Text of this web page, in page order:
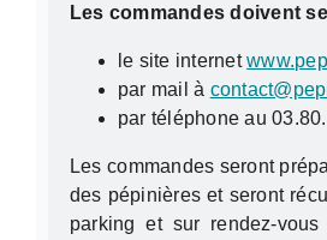
Les commandes doivent
le site internet
par mail à
par téléphone au
Les commandes seront
des pépinières et seront
parking et sur rendez-